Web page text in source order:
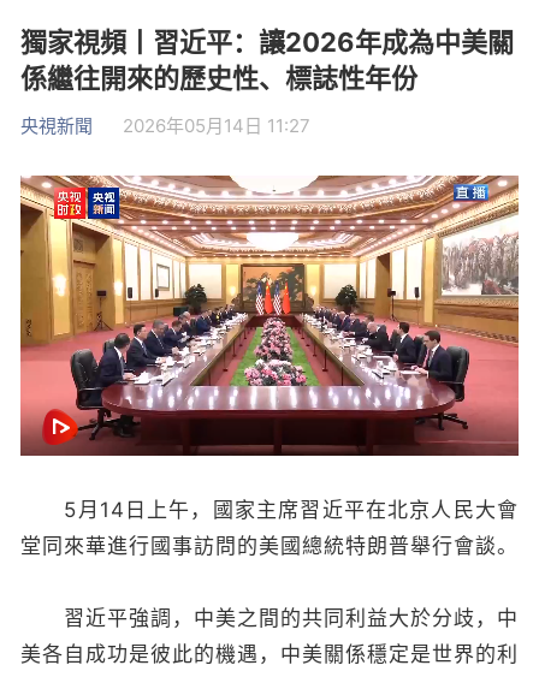
獨家視頻丨習近平：讓2026年成為中美關
係繼往開來的歷史性、標誌性年份
央視新聞 2026年05月14日 11:27
5月14日上午，國家主席習近平在北京人民大會
堂同來華進行國事訪問的美國總統特朗普舉行會談。
習近平強調，中美之間的共同利益大於分歧，中
美各自成功是彼此的機遇，中美關係穩定是世界的利